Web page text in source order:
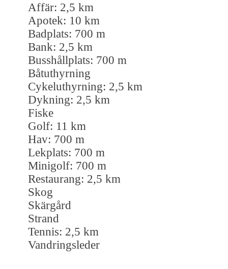
Affär: 2,5 km
Apotek: 10 km
Badplats: 700 m
Bank: 2,5 km
Busshållplats: 700 m
Båtuthyrning
Cykeluthyrning: 2,5 km
Dykning: 2,5 km
Fiske
Golf: 11 km
Hav: 700 m
Lekplats: 700 m
Minigolf: 700 m
Restaurang: 2,5 km
Skog
Skärgård
Strand
Tennis: 2,5 km
Vandringsleder